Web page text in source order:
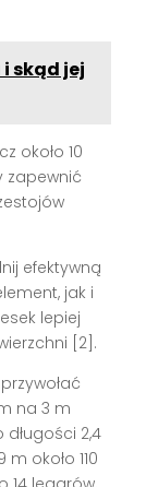
skąd jej
około 10
zapewnić
efektywną
jak i
lepiej
[2].
na 3 m
2,4
około 110